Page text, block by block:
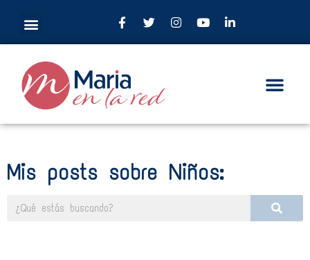
Mis posts sobre Niños: